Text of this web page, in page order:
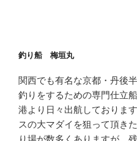
釣り船 梅垣丸
関西でも有名な京都・丹後
釣りをするための専門仕立
港より日々出航しておりま
スの大マダイを狙って頂き
り場が数多くありますが、